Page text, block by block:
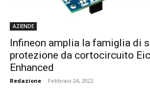
AZIENDE
Infineon amplia la famiglia di
protezione da cortocircuito
Enhanced
Redazione - Febbraio 24, 2022